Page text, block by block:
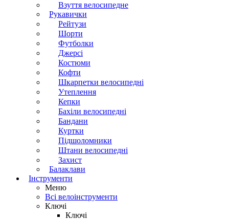
Взуття велосипедне
Рукавички
Рейтузи
Шорти
Футболки
Джерсі
Костюми
Кофти
Шкарпетки велосипедні
Утеплення
Кепки
Бахіли велосипедні
Бандани
Куртки
Підшоломники
Штани велосипедні
Захист
Балаклави
Інструменти
Меню
Всі велоінструменти
Ключі
Ключі